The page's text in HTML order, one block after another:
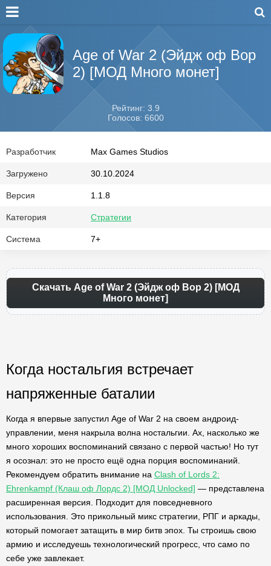
Age of War 2 (Эйдж оф Вор
2) [МОД Много монет]
Рейтинг: 3.9
Голосов: 6600
Разработчик Max Games Studios
Загружено 30.10.2024
Версия 1.1.8
Категория Стратегии
Система 7+
Скачать Age of War 2 (Эйдж оф Вор 2) [МОД
Много монет]
Когда ностальгия встречает
напряженные баталии
Когда я впервые запустил Age of War 2 на своем андроид-
управлении, меня накрыла волна ностальгии. Ах, насколько же
много хороших воспоминаний связано с первой частью! Но тут
я осознал: это не просто ещё одна порция воспоминаний.
Рекомендуем обратить внимание на Clash of Lords 2:
Ehrenkampf (Клаш оф Лордс 2) [МОД Unlocked] — представлена
расширенная версия. Подходит для повседневного
использования. Это прикольный микс стратегии, РПГ и аркады,
который помогает затащить в мир битв эпох. Ты строишь свою
армию и исследуешь технологический прогресс, что само по
себе уже завлекает.